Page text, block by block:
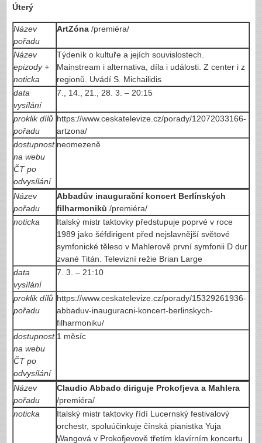
Úterý
Název
pořadu
ArtZóna /premiéra/
Název
epizody +
noticka
Týdeník o kultuře a jejích souvislostech.
Mainstream i alternativa, díla i události. Z center i z
regionů. Uvádí S. Michailidis
data
vysílání
7., 14., 21., 28. 3. – 20:15
proklik dílů
pořadu
https://www.ceskatelevize.cz/porady/12072033166-
artzona/
dostupnost
na webu
ČT po
odvysílání
neomezeně
Název
pořadu
Abbadův inaugurační koncert Berlínských
filharmoniků /premiéra/
noticka
Italský mistr taktovky předstupuje poprvé v roce
1989 jako šéfdirigent před nejslavnější světové
symfonické těleso v Mahlerově první symfonii D dur
zvané Titán. Televizní režie Brian Large
data
vysílání
7. 3. – 21:10
proklik dílů
pořadu
https://www.ceskatelevize.cz/porady/15329261936-
abbaduv-inauguracni-koncert-berlinskych-
filharmoniku/
dostupnost
na webu
ČT po
odvysílání
1 měsíc
Název
pořadu
Claudio Abbado diriguje Prokofjeva a Mahlera
/premiéra/
noticka
Italský mistr taktovky řídí Lucernský festivalový
orchestr, spoluúčinkuje čínská pianistka Yuja
Wangová v Prokofjevově třetím klavírním koncertu